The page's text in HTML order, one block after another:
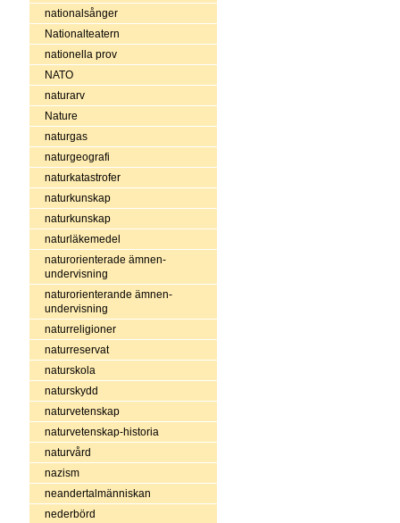
nationalsånger
Nationalteatern
nationella prov
NATO
naturarv
Nature
naturgas
naturgeografi
naturkatastrofer
naturkunskap
naturkunskap
naturläkemedel
naturorienterade ämnen-
undervisning
naturorienterande ämnen-
undervisning
naturreligioner
naturreservat
naturskola
naturskydd
naturvetenskap
naturvetenskap-historia
naturvård
nazism
neandertalmänniskan
nederbörd